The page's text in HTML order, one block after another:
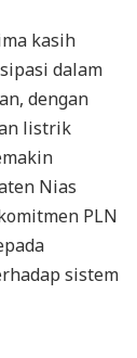
kasih
dalam
dengan
listrik
Nias
PLN
sistem